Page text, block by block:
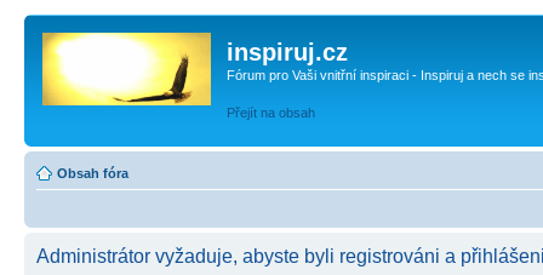
inspiruj.cz
Fórum pro Vaši vnitřní inspiraci - Inspiruj a nech se
Přejít na obsah
Obsah fóra
Administrátor vyžaduje, abyste byli registrováni a